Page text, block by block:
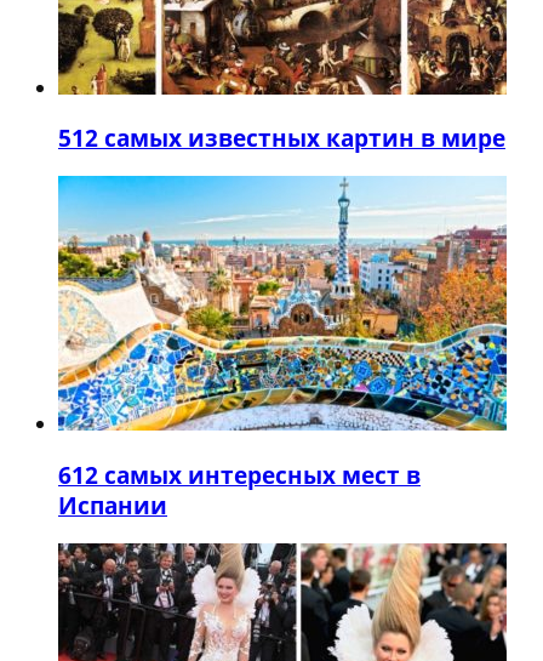
512 самых известных картин в мире
612 самых интересных мест в
Испании